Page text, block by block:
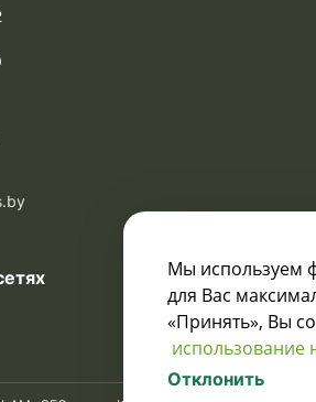
Узнавайте
и акциях:
Мы используем
для Вас
«Принять», Вы
использование
Отклонить